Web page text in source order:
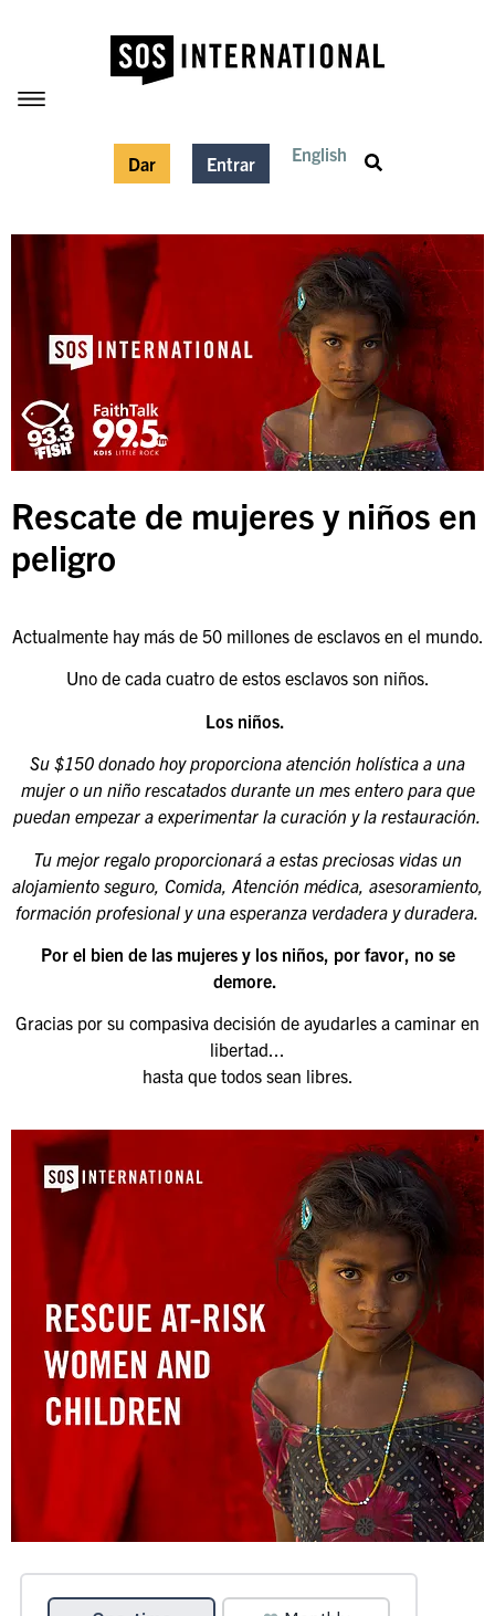
Dar Entrar English
Rescate de mujeres y niños en
peligro
Actualmente hay más de 50 millones de esclavos en el mundo.
Uno de cada cuatro de estos esclavos son niños.
Los niños.
Su $150 donado hoy proporciona atención holística a una
mujer o un niño rescatados durante un mes entero para que
puedan empezar a experimentar la curación y la restauración.
Tu mejor regalo proporcionará a estas preciosas vidas un
alojamiento seguro, Comida, Atención médica, asesoramiento,
formación profesional y una esperanza verdadera y duradera.
Por el bien de las mujeres y los niños, por favor, no se
demore.
Gracias por su compasiva decisión de ayudarles a caminar en
libertad...
hasta que todos sean libres.